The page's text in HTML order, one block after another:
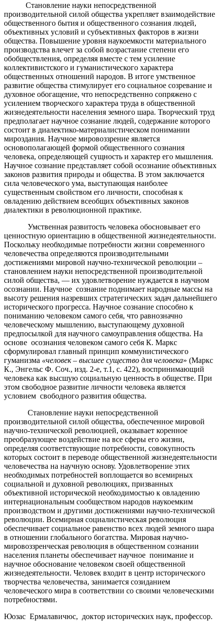
Становление науки непосредственной
производительной силой общества укрепляет взаимодействие
общественного бытия и общественного сознания людей,
объективных условий и субъективных факторов в жизни
общества. Повышение уровня наукоемкости материального
производства влечет за собой возрастание степени его
обобществления, определяя вместе с тем усиление
коллективистского и гуманистического характера
общественных отношений народов. В итоге умственное
развитие общества стимулирует его социальное созревание и
духовное обогащение, что непосредственно сопряжено с
усилением творческого характера труда в общественной
жизнедеятельности населения земного шара. Творческий труд
предполагает научное сознание людей, содержание которого
состоит в диалектико-материалистическом понимании
мироздания. Научное мировоззрение является
основополагающей формой общественного сознания
человека, определяющей сущность и характер его мышления.
Научное сознание представляет собой осознание объективных
законов развития природы и общества. В этом заключается
сила человеческого ума, выступающая наиболее
существенным свойством его личности, способная к
овладению действием всеобщих объективных законов
диалектики в революционной практике.
Умственная развитость человека обосновывает его
ценностную ориентацию в общественной жизнедеятельности.
Поскольку необходимые потребности жизни современного
человечества определяются производительными
достижениями мировой научно-технической революции –
становлением науки непосредственной производительной
силой общества, — их удовлетворение нуждается в научном
осознании. Научное сознание поднимает народные массы на
высоту решения назревших стратегических задач дальнейшего
исторического прогресса. Научное сознание способно к
пониманию человеком самого себя, что равнозначно
человеческому мышлению, выступающему духовной
предпосылкой для научного самоуправления общества. На
основе осознания человеком самого себя К. Маркс
сформулировал главный принцип коммунистического
гуманизма «человек – высшее существо для человека» (Маркс
К., Энгельс Ф. Соч., изд. 2-е, т.1, с. 422), воспринимающий
человека как высшую социальную ценность в обществе. При
этом свободное развитие личности человека является
условием свободного развития общества.
Становление науки непосредственной
производительной силой общества, обеспеченное мировой
научно-технической революцией, оказывает коренное
преобразующее воздействие на все сферы его жизни,
определяя соответствующие потребности, совокупность
которых состоит в переводе общественной жизнедеятельности
человечества на научную основу. Удовлетворение этих
необходимых потребностей воплощается во всемирных
социальной и духовной революциях, призванных
объективной исторической необходимостью к овладению
интернациональным сообществом народов наукоемким
производством и другими достижениями научно-технической
революции. Всемирная социалистическая революция
обеспечивает социальное равенство всех людей земного шара
в отношении глобального богатства. Мировая научно-
мировоззренческая революция в общественном сознании
населения планеты обеспечивает научное понимание и
научное обоснование человеком своей общественной
жизнедеятельности. Человек входит в центр исторического
творчества человечества, занимается созиданием
человеческого мира в соответствии со своими человеческими
потребностями.
Юозас Ермалавичюс, доктор исторических наук, профессор.